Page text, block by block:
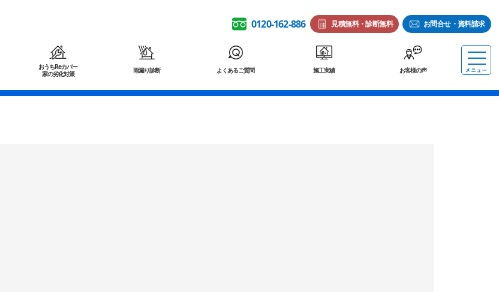
おうちReカバー
家の劣化対策
雨漏り診断 よくあるご質問 施工実績 お客様の声
0120-162-886 見積無料・診断無料 お問合せ・資料請求